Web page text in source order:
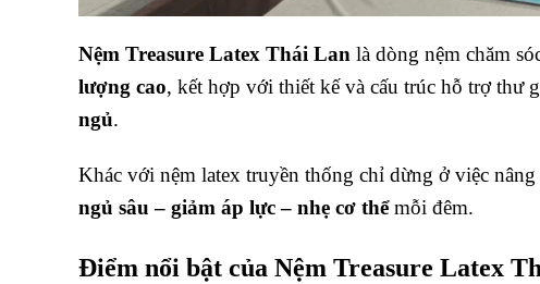
Nệm Treasure Latex Thái Lan là dòng nệm chăm
lượng cao, kết hợp với thiết kế và cấu trúc hỗ trợ thư
ngủ.
Khác với nệm latex truyền thống chỉ dừng ở việc nâng
ngủ sâu – giảm áp lực – nhẹ cơ thểmỗi đêm.
Điểm nổi bật của Nệm Treasure Latex